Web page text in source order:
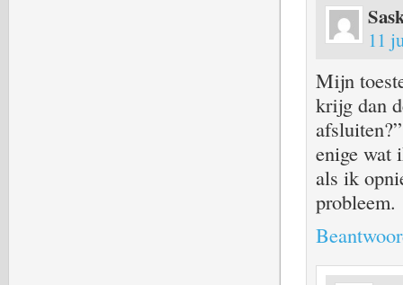
11
Mijn
krijg dan
enige wat
als ik
probleem.